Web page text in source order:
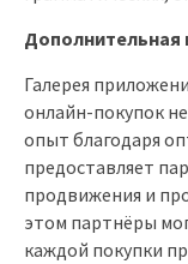
Дополнительная
Галерея
онлайн-покупок
опыт благодаря
предоставляет
продвижения и
этом партнёры
каждой покупки